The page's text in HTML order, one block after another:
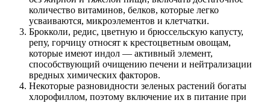
количество витаминов, белков, которые легко
усваиваются, микроэлементов и клетчатки.
Брокколи, редис, цветную и брюссельскую капусту,
репу, горчицу относят к крестоцветным овощам,
которые имеют индол — активный элемент,
способствующий очищению печени и нейтрализации
вредных химических факторов.
Некоторые разновидности зеленых растений богаты
хлорофиллом, поэтому включение их в питание при